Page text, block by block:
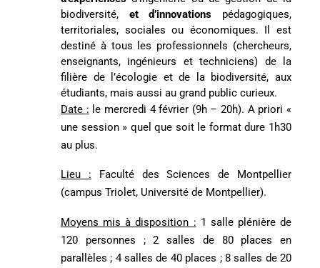
biodiversité, et d’innovations pédagogiques,
territoriales, sociales ou économiques. Il est
destiné à tous les professionnels (chercheurs,
enseignants, ingénieurs et techniciens) de la
filière de l’écologie et de la biodiversité, aux
étudiants, mais aussi au grand public curieux.
Date : le mercredi 4 février (9h – 20h). A priori «
une session » quel que soit le format dure 1h30
au plus.
Lieu : Faculté des Sciences de Montpellier
(campus Triolet, Université de Montpellier).
Moyens mis à disposition : 1 salle plénière de
120 personnes ; 2 salles de 80 places en
parallèles ; 4 salles de 40 places ; 8 salles de 20